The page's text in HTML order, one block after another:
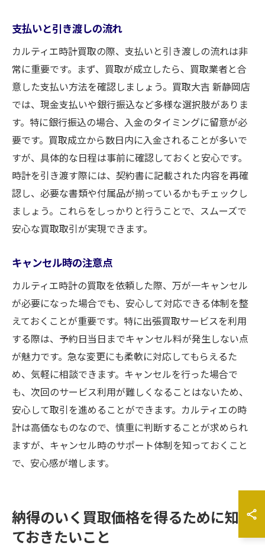
支払いと引き渡しの流れ
カルティエ時計買取の際、支払いと引き渡しの流れは非
常に重要です。まず、買取が成立したら、買取業者と合
意した支払い方法を確認しましょう。買取大吉 新静岡店
では、現金支払いや銀行振込など多様な選択肢がありま
す。特に銀行振込の場合、入金のタイミングに留意が必
要です。買取成立から数日内に入金されることが多いで
すが、具体的な日程は事前に確認しておくと安心です。
時計を引き渡す際には、契約書に記載された内容を再確
認し、必要な書類や付属品が揃っているかもチェックし
ましょう。これらをしっかりと行うことで、スムーズで
安心な買取取引が実現できます。
キャンセル時の注意点
カルティエ時計の買取を依頼した際、万が一キャンセル
が必要になった場合でも、安心して対応できる体制を整
えておくことが重要です。特に出張買取サービスを利用
する際は、予約日当日までキャンセル料が発生しない点
が魅力です。急な変更にも柔軟に対応してもらえるた
め、気軽に相談できます。キャンセルを行った場合で
も、次回のサービス利用が難しくなることはないため、
安心して取引を進めることができます。カルティエの時
計は高価なものなので、慎重に判断することが求められ
ますが、キャンセル時のサポート体制を知っておくこと
で、安心感が増します。
納得のいく買取価格を得るために知っ
ておきたいこと